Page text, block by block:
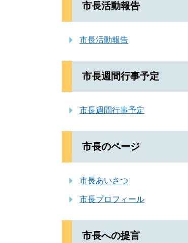
市長活動報告
市長活動報告
市長週間行事予定
市長週間行事予定
市長のページ
市長あいさつ
市長プロフィール
市長への提言